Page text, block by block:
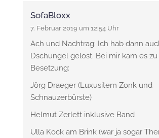
SofaBloxx
7. Februar 2019 um 12:54 Uhr
Ach und Nachtrag: Ich hab dann
Dschungel gelost. Bei mir kam es
Besetzung:
Jörg Draeger (Luxusitem Zonk und
Schnauzerbürste)
Helmut Zerlett inklusive Band
Ulla Kock am Brink (war ja sogar